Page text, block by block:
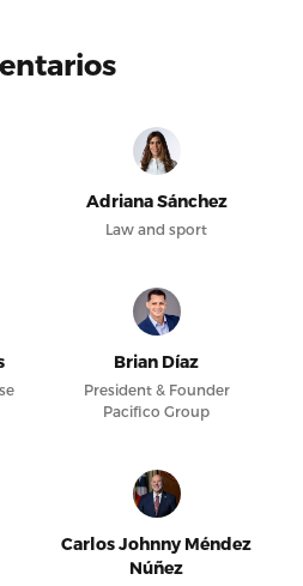
Adriana Sánchez
Law and sport
Brian Díaz
President & Founder
Pacifico Group
Carlos Johnny Méndez
Núñez